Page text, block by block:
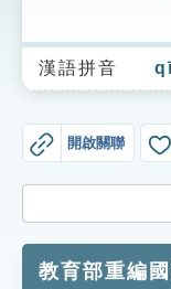
生字詞彙表
成語故事
索引選單
單字索引
漢語拼音
開啟關聯
教育部重編